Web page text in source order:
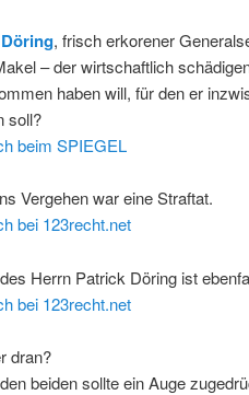
, frisch erkorener
– der wirtschaftlich
haben will, für den er
soll?
beim SPIEGEL
Vergehen war eine Straftat.
bei 123recht.net
Herrn Patrick Döring ist
bei 123recht.net
dran?
beiden sollte ein Auge